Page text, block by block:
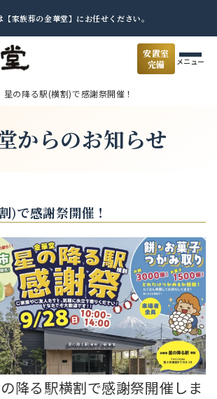
家族葬の金華堂】にお任せください。
安置室
完備
メニュー
星の降る駅(横割)で感謝祭開催！
からのお知らせ
)で感謝祭開催！
降る駅横割で感謝祭開催しま